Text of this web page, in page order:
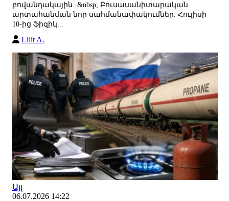
բովանդակային.·&nbsp; Բուսասանիտարական
արտահանման նոր սահմանափակումներ. Հուլիսի
10-ից ֆիզիկ...
Lilit A.
Այլ
06.07.2026 14:22